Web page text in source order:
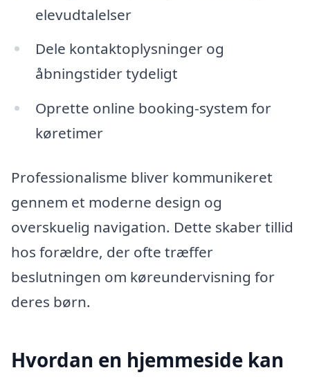
elevudtalelser
Dele kontaktoplysninger og
åbningstider tydeligt
Oprette online booking-system for
køretimer
Professionalisme bliver kommunikeret
gennem et moderne design og
overskuelig navigation. Dette skaber tillid
hos forældre, der ofte træffer
beslutningen om køreundervisning for
deres børn.
Hvordan en hjemmeside kan